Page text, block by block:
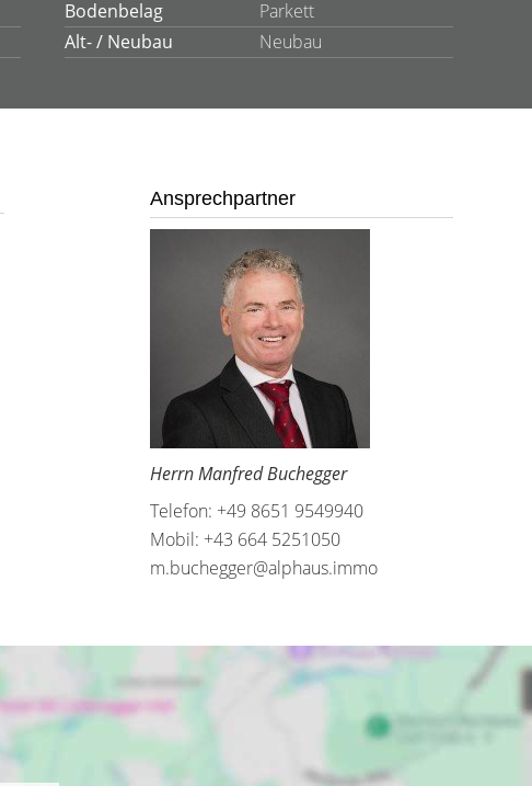
Bodenbelag
Parkett
Alt- / Neubau Neubau
Ansprechpartner
Herrn Manfred Buchegger
Telefon: +49 8651 9549940
Mobil: +43 664 5251050
m.buchegger@alphaus.immo